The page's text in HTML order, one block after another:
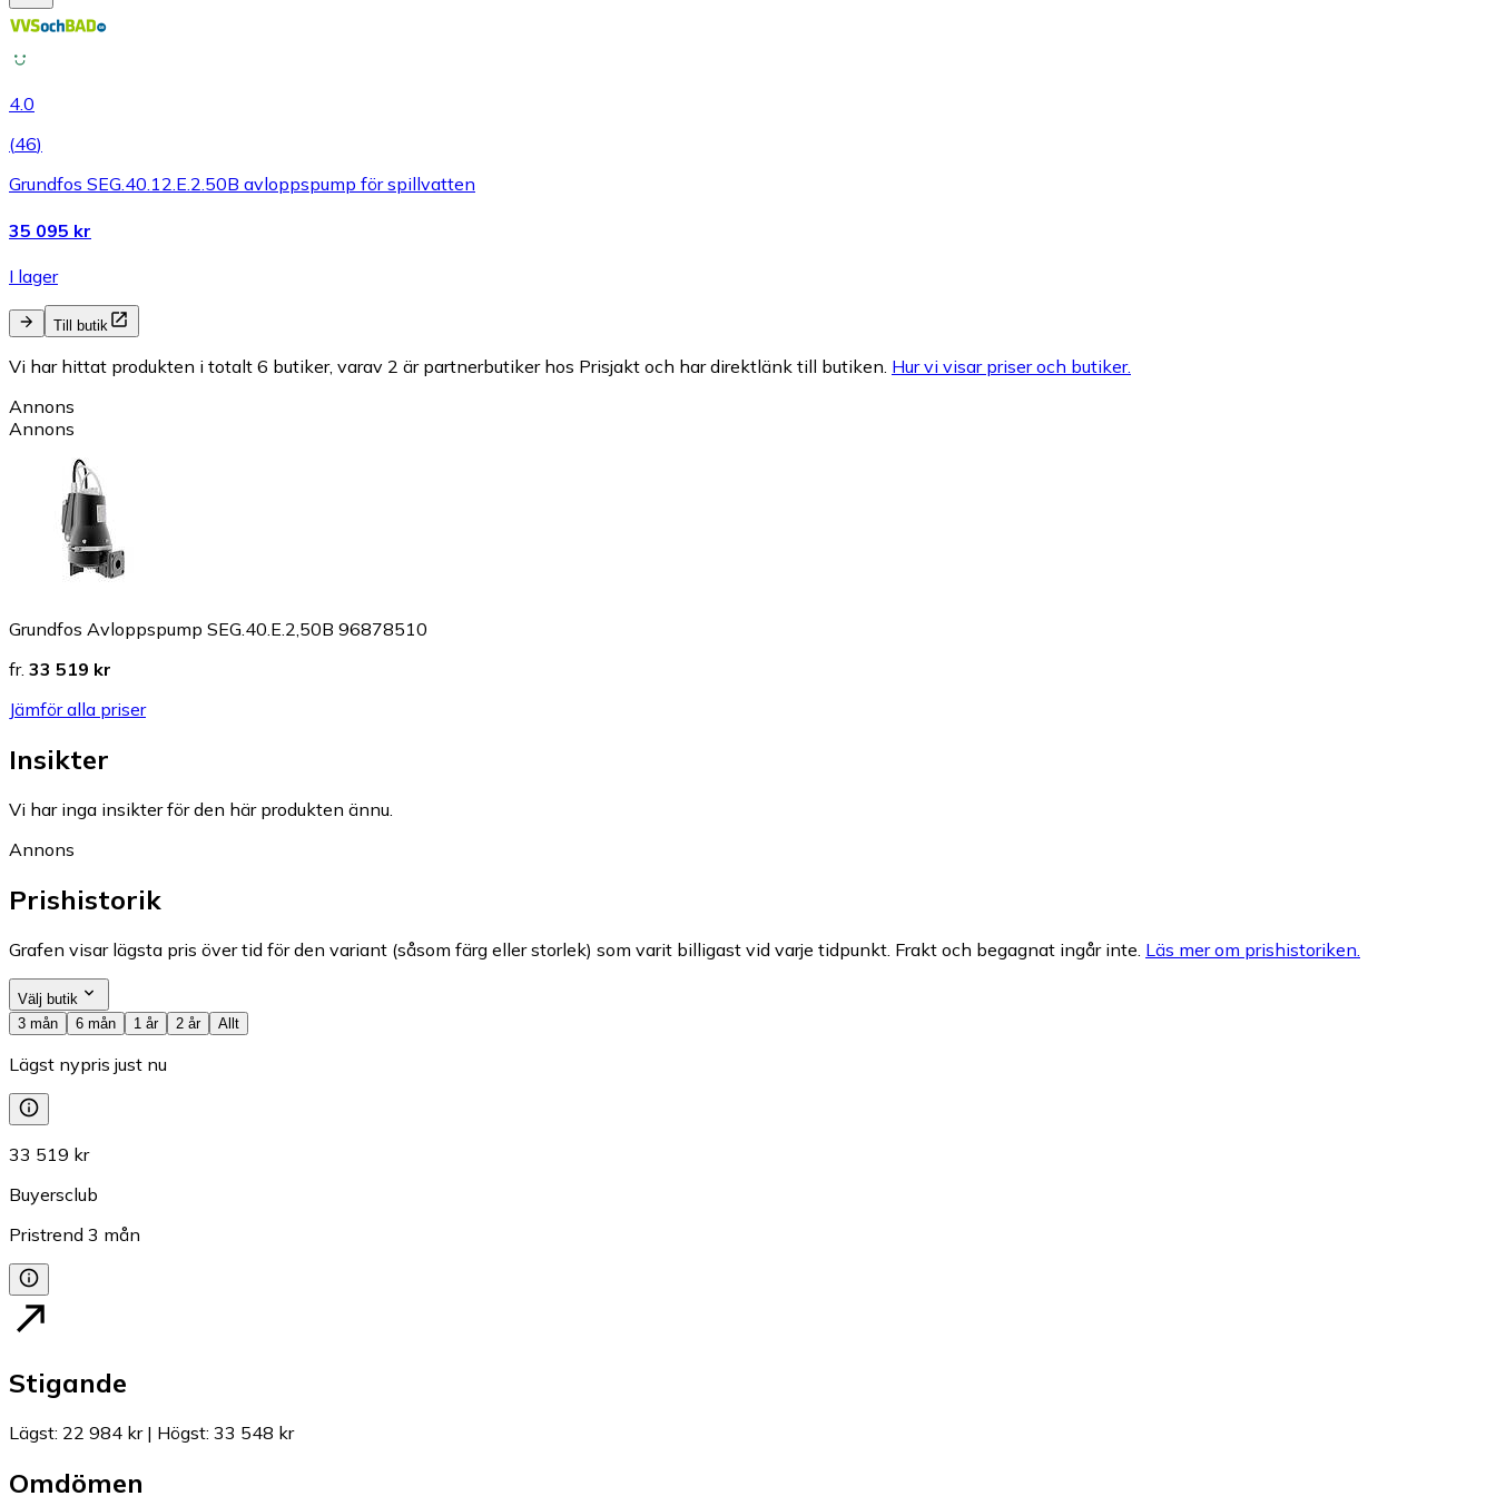
4.0
(46)
Grundfos SEG.40.12.E.2.50B avloppspump för spillvatten
35 095 kr
I lager
Till butik
Vi har hittat produkten i totalt 6 butiker, varav 2 är partnerbutiker hos Prisjakt och har direktlänk till butiken. Hur vi visar priser och butiker.
Annons
Annons
Grundfos Avloppspump SEG.40.E.2,50B 96878510
fr. 33 519 kr
Jämför alla priser
Insikter
Vi har inga insikter för den här produkten ännu.
Annons
Prishistorik
Grafen visar lägsta pris över tid för den variant (såsom färg eller storlek) som varit billigast vid varje tidpunkt. Frakt och begagnat ingår inte. Läs mer om prishistoriken.
Välj butik
3 mån
6 mån 1 år 2 år Allt
Lägst nypris just nu
33 519 kr
Buyersclub
Pristrend 3 mån
Stigande
Lägst: 22 984 kr| Högst: 33 548 kr
Omdömen